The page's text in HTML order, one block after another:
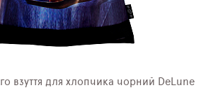
взуття для хлопчика чорний DeLune